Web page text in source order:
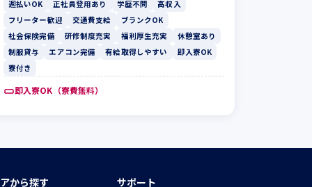
週払いOK
正社員登用あり 学歴不問
高収入
フリーター歓迎
交通費支給
ブランクOK
社会保険完備
研修制度充実 福利厚生充実
休憩室あり
制服貸与
エアコン完備 有給取得しやすい
即入寮OK
寮付き
即入寮OK（寮費無料）
から探す サポート